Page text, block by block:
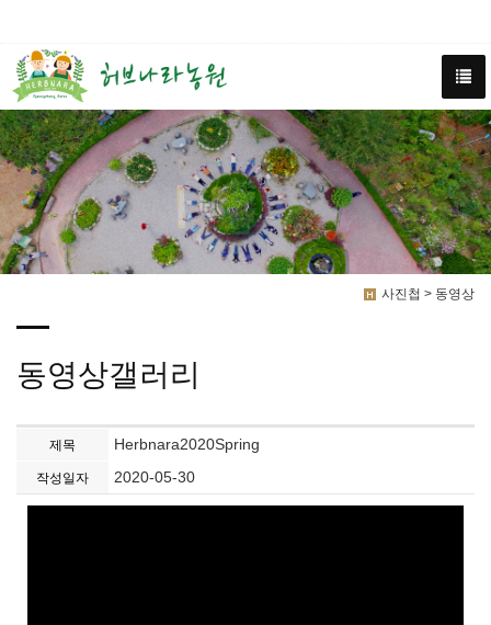
사진첩 > 동영상
동영상갤러리
제목 Herbnara2020Spring
작성일자 2020-05-30